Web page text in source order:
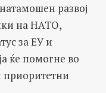
развој
на НАТО,
за ЕУ и
ќе помогне во
приоритетни